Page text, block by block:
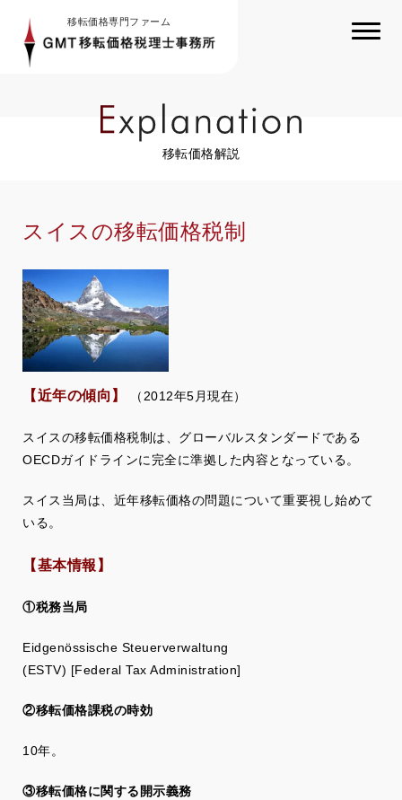
移転価格専門ファーム
移転価格解説
スイスの移転価格税制
【近年の傾向】 （2012年5月現在）
スイスの移転価格税制は、グローバルスタンダードである
OECDガイドラインに完全に準拠した内容となっている。
スイス当局は、近年移転価格の問題について重要視し始めて
いる。
【基本情報】
①税務当局
Eidgenössische Steuerverwaltung
(ESTV) [Federal Tax Administration]
②移転価格課税の時効
10年。
③移転価格に関する開示義務